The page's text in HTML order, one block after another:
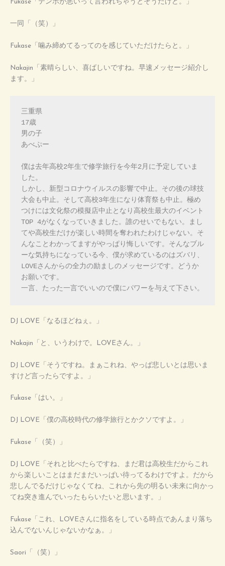
Fukase「テンポが悪いって言われちゃうとそうだけど。」
一同「（笑）」
Fukase「噛み締めてるってのを感じていただけたらと。」
Nakajin「素晴らしい、喜ばしいですね。早速メッセージ紹介し
ます。」
三重県
17歳
男の子
あべぷー
僕は去年高校2年生で修学旅行を今年2月に予定していま
した。
しかし、新型コロナウイルスの影響で中止。その後の球技
大会も中止。そして高校3年生になり体育祭も中止。極め
つけには文化祭の模擬店中止となり高校生最大のイベント
TOP 4がなくなっていきました。誰のせいでもない。まし
てや高校生だけが楽しい時間を奪われたわけじゃない。そ
んなことわかってますがやっぱり悔しいです。そんなブル
ーな気持ちになっている今、僕が求めているのはズバリ、
LOVEさんからの全力の励ましのメッセージです。どうか
お願いです。
一言、たった一言でいいので僕にパワーを与えて下さい。
DJ LOVE「なるほどねぇ。」
Nakajin「と、いうわけで。LOVEさん。」
DJ LOVE「そうですね。まぁこれね、やっぱ悲しいとは思いま
すけど言ったらですよ。」
Fukase「はい。」
DJ LOVE「僕の高校時代の修学旅行とかクソですよ。」
Fukase「（笑）」
DJ LOVE「それと比べたらですね、まだ君は高校生だからこれ
から楽しいことはまだまだいっぱい待ってるわけですよ。だから
悲しんでるだけじゃなくてね、これから先の明るい未来に向かっ
てね突き進んでいったもらいたいと思います。」
Fukase「これ、LOVEさんに指名をしている時点であんまり落ち
込んでないんじゃないかなぁ。」
Saori「（笑）」